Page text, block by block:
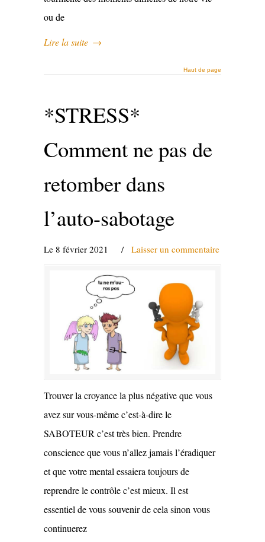
ou de
Lire la suite →
Haut de page
*STRESS*
Comment ne pas de
retomber dans
l’auto-sabotage
Le 8 février 2021 / Laisser un commentaire
Trouver la croyance la plus négative que vous
avez sur vous-même c’est-à-dire le
SABOTEUR c’est très bien. Prendre
conscience que vous n’allez jamais l’éradiquer
et que votre mental essaiera toujours de
reprendre le contrôle c’est mieux. Il est
essentiel de vous souvenir de cela sinon vous
continuerez